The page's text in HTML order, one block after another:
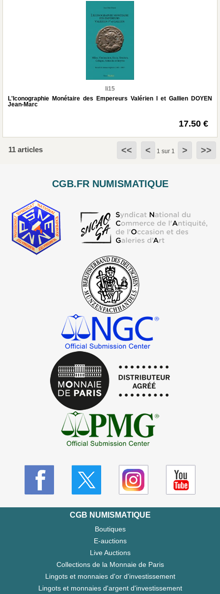
li15
L'Iconographie Monétaire des Empereurs Valérien I et Gallien DOYEN
Jean-Marc
17.50 €
11 articles << < 1 sur 1 > >>
CGB.FR NUMISMATIQUE
CGB NUMISMATIQUE
Boutiques
E-auctions
Live Auctions
Collections de la Monnaie de Paris
Lingots et monnaies d'or d'investissement
Lingots et monnaies d'argent d'investissement